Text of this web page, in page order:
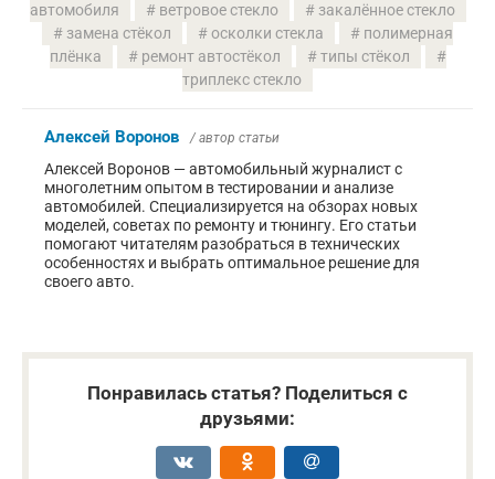
автомобиля
ветровое стекло
закалённое стекло
замена стёкол
осколки стекла
полимерная
плёнка
ремонт автостёкол
типы стёкол
триплекс стекло
Алексей Воронов / автор статьи
Алексей Воронов — автомобильный журналист с
многолетним опытом в тестировании и анализе
автомобилей. Специализируется на обзорах новых
моделей, советах по ремонту и тюнингу. Его статьи
помогают читателям разобраться в технических
особенностях и выбрать оптимальное решение для
своего авто.
Понравилась статья? Поделиться с
друзьями: